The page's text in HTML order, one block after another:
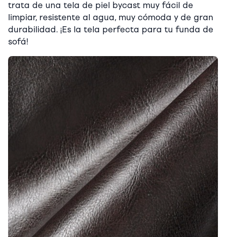
trata de una tela de piel bycast muy fácil de
limpiar, resistente al agua, muy cómoda y de gran
durabilidad. ¡Es la tela perfecta para tu funda de
sofá!